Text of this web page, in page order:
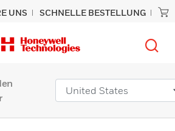
UNS SCHNELLE BESTELLUNG